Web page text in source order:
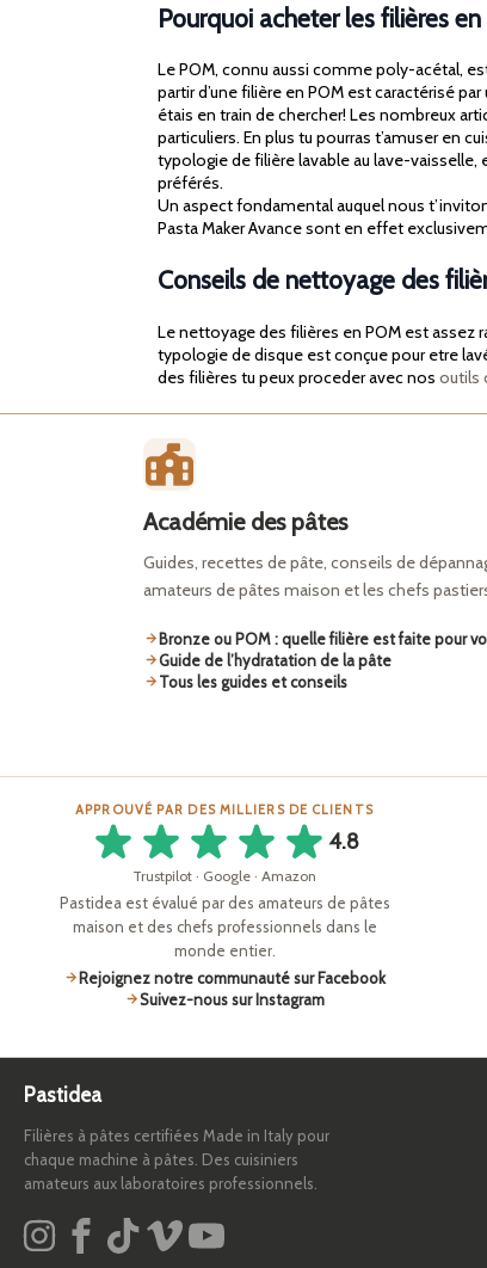
Pourquoi acheter les filières en
Le POM, connu aussi comme poly-acétal,
partir d’une filière en POM est caractérisé
étais en train de chercher! Les nombreux
particuliers. En plus tu pourras t’amuser en
typologie de filière lavable au lave-vaisselle,
préférés.
Un aspect fondamental auquel nous
Pasta Maker Avance sont en effet
Conseils de nettoyage des
Le nettoyage des filières en POM est assez
typologie de disque est conçue pour etre
des filières tu peux proceder avec nos outils
Académie des pâtes
Guides, recettes de pâte, conseils de
amateurs de pâtes maison et les chefs
Bronze ou POM : quelle filière est faite pour
Guide de l’hydratation de la pâte
Tous les guides et conseils
APPROUVÉ PAR DES MILLIERS DE CLIENTS
4.8
Trustpilot · Google · Amazon
Pastidea est évalué par des amateurs de pâtes
maison et des chefs professionnels dans le
monde entier.
Rejoignez notre communauté sur Facebook
Suivez-nous sur Instagram
Pastidea
Filières à pâtes certifiées Made in Italy pour
chaque machine à pâtes. Des cuisiniers
amateurs aux laboratoires professionnels.